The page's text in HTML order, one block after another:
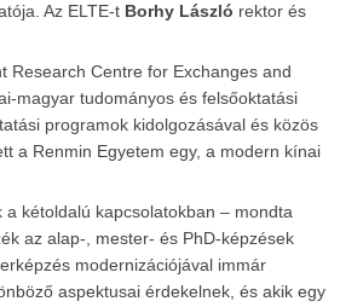
Az ELTE-t Borhy László rektor és
Research Centre for Exchanges and
magyar tudományos és felsőoktatási
programok kidolgozásával és közös
a Renmin Egyetem egy, a modern kínai
kétoldalú kapcsolatokban – mondta
az alap-, mester- és PhD-képzések
modernizációjával immár
aspektusai érdekelnek, és akik egy